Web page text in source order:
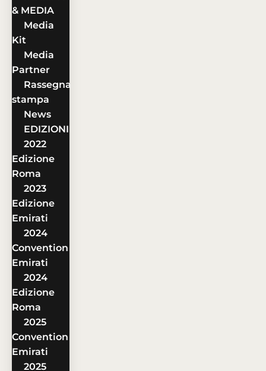
& MEDIA
Media
Kit
Media
Partner
Rassegna
stampa
News
EDIZIONI
2022
Edizione
Roma
2023
Edizione
Emirati
2024
Convention
Emirati
2024
Edizione
Roma
2025
Convention
Emirati
2025